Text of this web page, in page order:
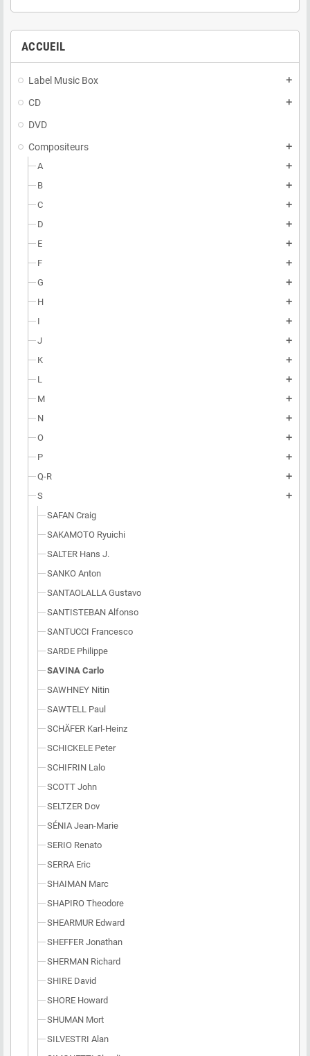
ACCUEIL
Label Music Box add
CD add
DVD
Compositeurs
add
A add
B add
C add
D add
E add
F add
G add
H add
I add
J add
K add
L add
M add
N add
O add
P add
Q-R add
S add
SAFAN Craig
SAKAMOTO Ryuichi
SALTER Hans J.
SANKO Anton
SANTAOLALLA Gustavo
SANTISTEBAN Alfonso
SANTUCCI Francesco
SARDE Philippe
SAVINA Carlo
SAWHNEY Nitin
SAWTELL Paul
SCHÄFER Karl-Heinz
SCHICKELE Peter
SCHIFRIN Lalo
SCOTT John
SELTZER Dov
SÉNIA Jean-Marie
SERIO Renato
SERRA Eric
SHAIMAN Marc
SHAPIRO Theodore
SHEARMUR Edward
SHEFFER Jonathan
SHERMAN Richard
SHIRE David
SHORE Howard
SHUMAN Mort
SILVESTRI Alan